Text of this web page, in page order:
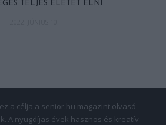
TELJES ÉLETET ÉLNI
a célja a senior.hu magazint olvasó
A nyugdíjas évek hasznos és kreatív